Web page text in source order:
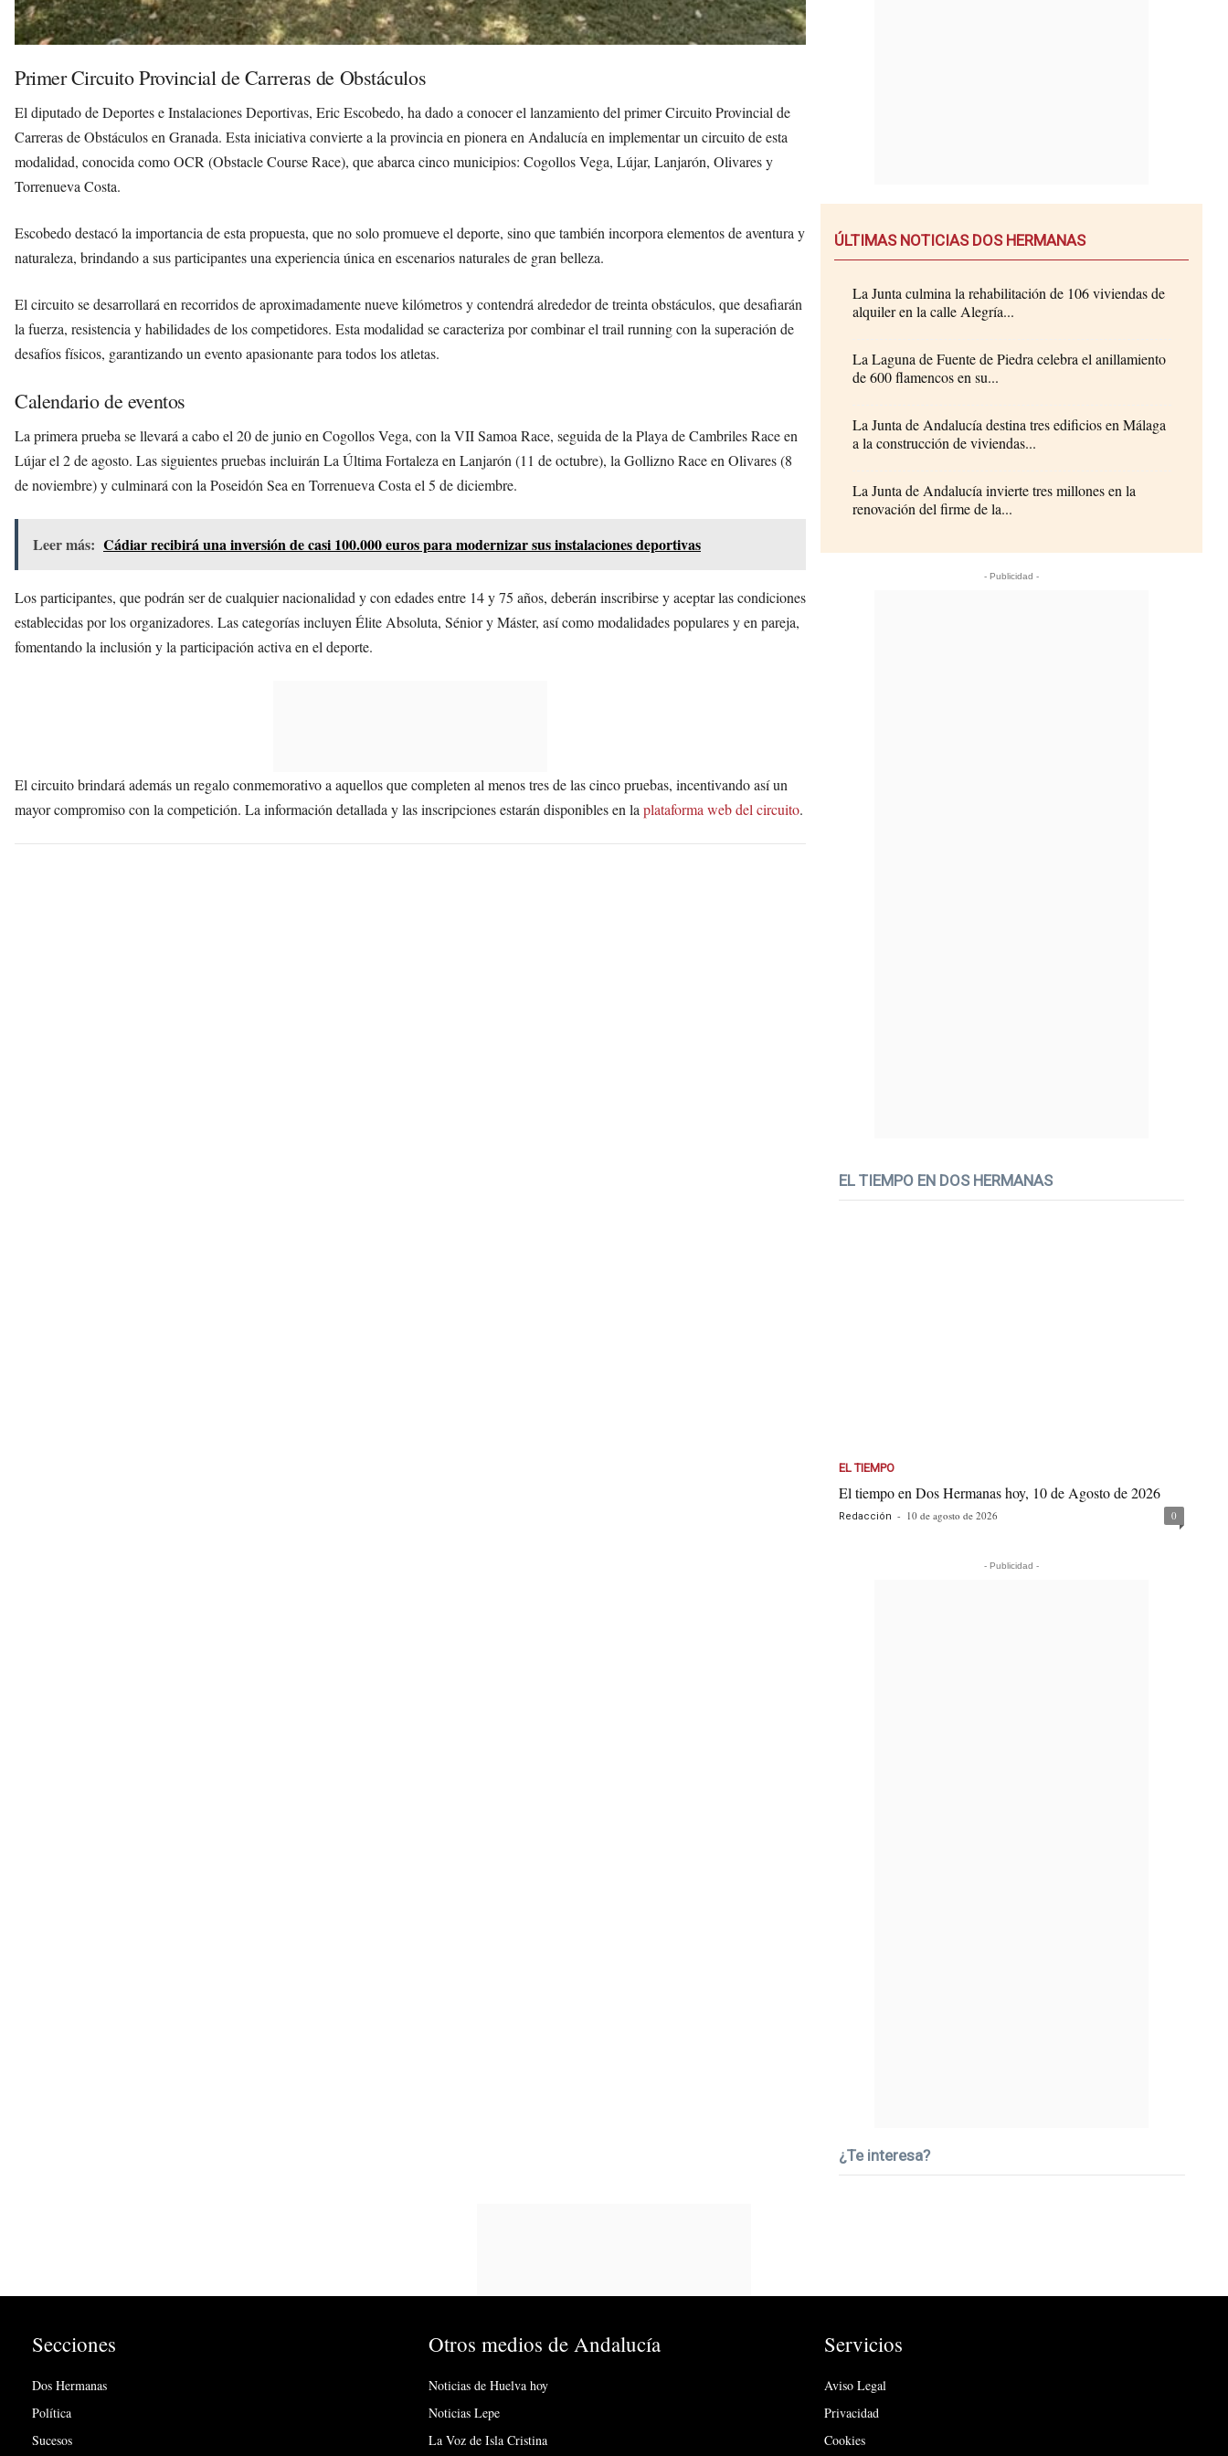
Primer Circuito Provincial de Carreras de Obstáculos
El diputado de Deportes e Instalaciones Deportivas, Eric Escobedo, ha dado a conocer el lanzamiento del primer Circuito Provincial de
Carreras de Obstáculos en Granada. Esta iniciativa convierte a la provincia en pionera en Andalucía en implementar un circuito de esta
modalidad, conocida como OCR (Obstacle Course Race), que abarca cinco municipios: Cogollos Vega, Lújar, Lanjarón, Olivares y
Torrenueva Costa.
Escobedo destacó la importancia de esta propuesta, que no solo promueve el deporte, sino que también incorpora elementos de aventura y
naturaleza, brindando a sus participantes una experiencia única en escenarios naturales de gran belleza.
El circuito se desarrollará en recorridos de aproximadamente nueve kilómetros y contendrá alrededor de treinta obstáculos, que desafiarán
la fuerza, resistencia y habilidades de los competidores. Esta modalidad se caracteriza por combinar el trail running con la superación de
desafíos físicos, garantizando un evento apasionante para todos los atletas.
Calendario de eventos
La primera prueba se llevará a cabo el 20 de junio en Cogollos Vega, con la VII Samoa Race, seguida de la Playa de Cambriles Race en
Lújar el 2 de agosto. Las siguientes pruebas incluirán La Última Fortaleza en Lanjarón (11 de octubre), la Gollizno Race en Olivares (8
de noviembre) y culminará con la Poseidón Sea en Torrenueva Costa el 5 de diciembre.
Leer más: Cádiar recibirá una inversión de casi 100.000 euros para modernizar sus instalaciones deportivas
Los participantes, que podrán ser de cualquier nacionalidad y con edades entre 14 y 75 años, deberán inscribirse y aceptar las condiciones
establecidas por los organizadores. Las categorías incluyen Élite Absoluta, Sénior y Máster, así como modalidades populares y en pareja,
fomentando la inclusión y la participación activa en el deporte.
El circuito brindará además un regalo conmemorativo a aquellos que completen al menos tres de las cinco pruebas, incentivando así un
mayor compromiso con la competición. La información detallada y las inscripciones estarán disponibles en la plataforma web del circuito.
ÚLTIMAS NOTICIAS DOS HERMANAS
La Junta culmina la rehabilitación de 106 viviendas de
alquiler en la calle Alegría...
La Laguna de Fuente de Piedra celebra el anillamiento
de 600 flamencos en su...
La Junta de Andalucía destina tres edificios en Málaga
a la construcción de viviendas...
La Junta de Andalucía invierte tres millones en la
renovación del firme de la...
- Publicidad -
EL TIEMPO EN DOS HERMANAS
EL TIEMPO
El tiempo en Dos Hermanas hoy, 10 de Agosto de 2026
Redacción - 10 de agosto de 2026 0
- Publicidad -
¿Te interesa?
Secciones
Dos Hermanas
Política
Sucesos
Otros medios de Andalucía
Noticias de Huelva hoy
Noticias Lepe
La Voz de Isla Cristina
Servicios
Aviso Legal
Privacidad
Cookies